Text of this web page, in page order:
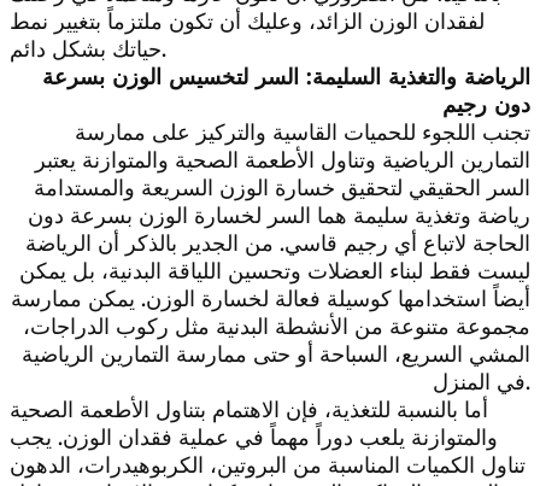
لفقدان الوزن الزائد، وعليك أن تكون ملتزماً بتغيير نمط
حياتك بشكل دائم.
الرياضة والتغذية السليمة: السر لتخسيس الوزن بسرعة
دون رجيم
تجنب اللجوء للحميات القاسية والتركيز على ممارسة
التمارين الرياضية وتناول الأطعمة الصحية والمتوازنة يعتبر
السر الحقيقي لتحقيق خسارة الوزن السريعة والمستدامة
رياضة وتغذية سليمة هما السر لخسارة الوزن بسرعة دون
الحاجة لاتباع أي رجيم قاسي. من الجدير بالذكر أن الرياضة
ليست فقط لبناء العضلات وتحسين اللياقة البدنية، بل يمكن
أيضاً استخدامها كوسيلة فعالة لخسارة الوزن. يمكن ممارسة
مجموعة متنوعة من الأنشطة البدنية مثل ركوب الدراجات،
المشي السريع، السباحة أو حتى ممارسة التمارين الرياضية
في المنزل.
أما بالنسبة للتغذية، فإن الاهتمام بتناول الأطعمة الصحية
والمتوازنة يلعب دوراً مهماً في عملية فقدان الوزن. يجب
تناول الكميات المناسبة من البروتين، الكربوهيدرات، الدهون